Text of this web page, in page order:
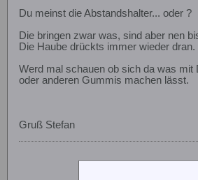
Du meinst die Abstandshalter... oder ?
Die bringen zwar was, sind aber nen
Die Haube drückts immer wieder dran.
Werd mal schauen ob sich da was mit
oder anderen Gummis machen lässt.
Gruß Stefan